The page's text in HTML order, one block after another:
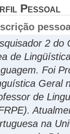
Pessoal
2 do
de
Foi
Geral
de
na